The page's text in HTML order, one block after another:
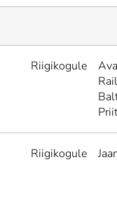
Riigikogule
Rail
Riigikogule